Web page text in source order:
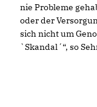
nie Probleme
oder der
sich nicht um
`Skandal´“, so